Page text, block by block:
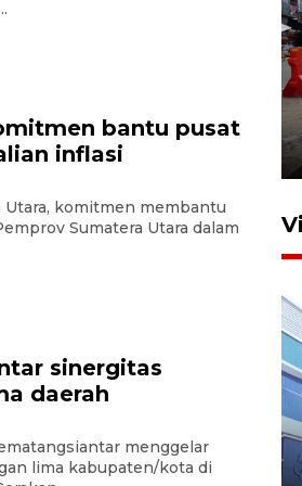
bantu pusat
inflasi
Utara, komitmen membantu
Sumatera Utara dalam
sinergitas
daerah
menggelar
lima kabupaten/kota di
15:34
kompetensi
penyakit
anak